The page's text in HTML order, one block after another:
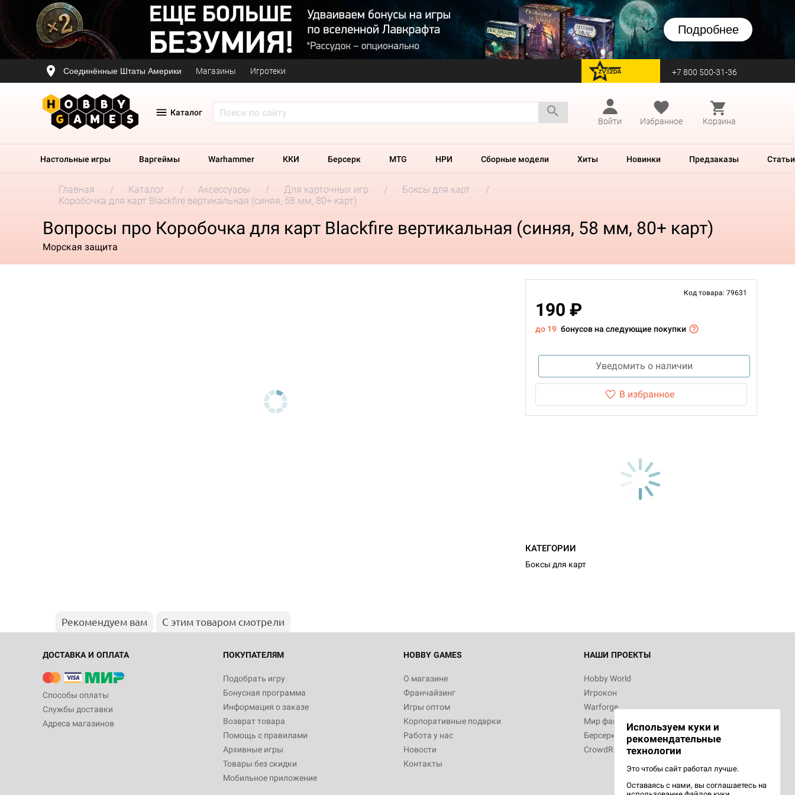
Подробнее
Соединённые Штаты Америки Магазины Игротеки перейти на Zvezda +7 800 500-31-36
Каталог
Войти
Избранное Корзина
Настольные игры Варгеймы Warhammer ККИ Берсерк MTG НРИ Сборные модели Хиты Новинки Предзаказы Статьи
Главная Каталог Аксессуары Для карточных игр
Боксы для карт
Коробочка для карт Blackfire вертикальная (синяя, 58 мм, 80+ карт)
Вопросы про Коробочка для карт Blackfire вертикальная (синяя, 58 мм, 80+ карт)
Морская защита
Код товара: 79631
190 ₽
до 19 бонусов на следующие покупки
Уведомить о наличии
В избранное
КАТЕГОРИИ
Боксы для карт
Рекомендуем вам С этим товаром смотрели
ДОСТАВКА И ОПЛАТА
Способы оплаты
Службы доставки
Адреса магазинов
ПОКУПАТЕЛЯМ
Подобрать игру
Бонусная программа
Информация о заказе
Возврат товара
Помощь с правилами
Архивные игры
Товары без скидки
Мобильное приложение
HOBBY GAMES
О магазине
Франчайзинг
Игры оптом
Корпоративные подарки
Работа у нас
Новости
Контакты
НАШИ ПРОЕКТЫ
Hobby World
Игрокон
Warforge
Мир фантастики
Берсерк
CrowdRepublic
Используем куки и
рекомендательные
технологии
Это чтобы сайт работал лучше.
Оставаясь с нами, вы соглашаетесь на